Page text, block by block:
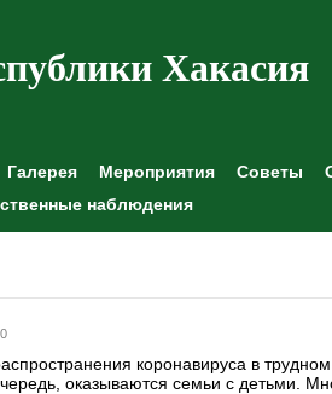
Хакасия
Галерея Мероприятия Советы
наблюдения
коронавируса в
оказываются семьи с детьми.